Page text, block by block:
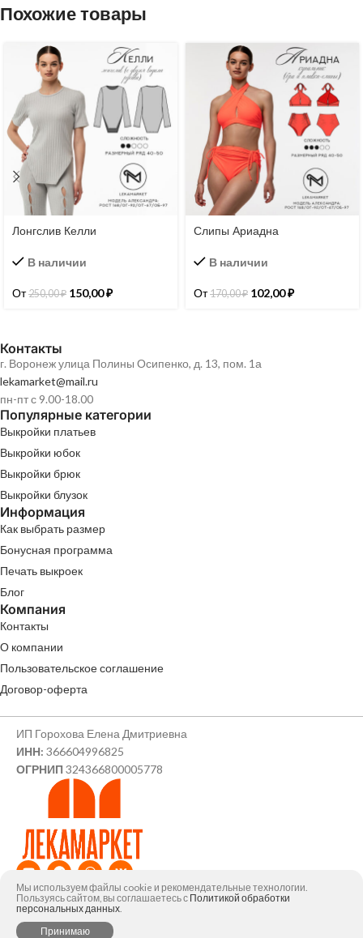
Похожие товары
Лонгслив Келли
В наличии
От250,00₽ 150,00₽
Слипы Ариадна
В наличии
От170,00₽ 102,00₽
Контакты
г. Воронеж улица Полины Осипенко, д. 13, пом. 1а
lekamarket@mail.ru
пн-пт с 9.00-18.00
Популярные категории
Выкройки платьев
Выкройки юбок
Выкройки брюк
Выкройки блузок
Информация
Как выбрать размер
Бонусная программа
Печать выкроек
Блог
Компания
Контакты
О компании
Пользовательское соглашение
Договор-оферта
ИП Горохова Елена Дмитриевна
ИНН: 366604996825
ОГРНИП 324366800005778
© ИП Горохова Елена Дмитриевна, 2026
0
Мы используем файлы cookie и рекомендательные технологии.
Пользуясь сайтом, вы соглашаетесь с Политикой обработки
персональных данных
Принимаю